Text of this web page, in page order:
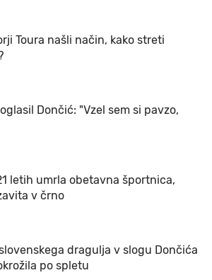
Toura našli način, kako streti
Dončić: "Vzel sem si pavzo,
letih umrla obetavna športnica,
v črno
dragulja v slogu Dončića
po spletu